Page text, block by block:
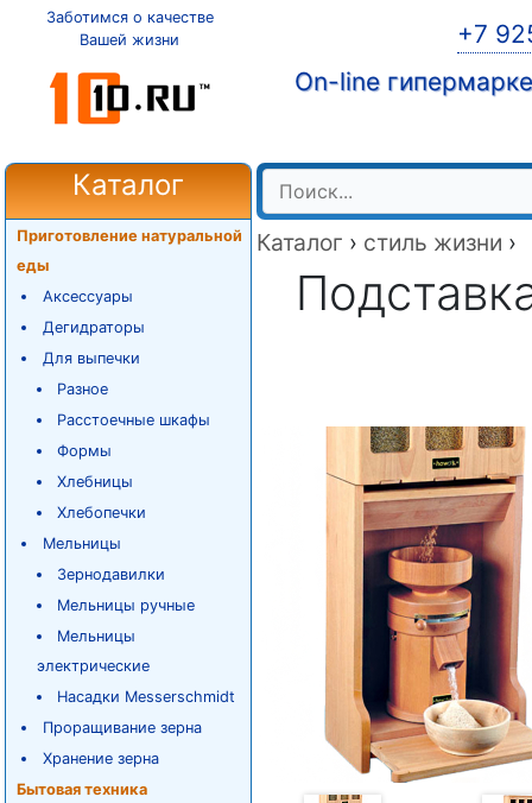
Заботимся о качестве
Вашей жизни
+7
On-line
Каталог
Приготовление натуральной
еды
Аксессуары
Дегидраторы
Для выпечки
Разное
Расстоечные шкафы
Формы
Хлебницы
Хлебопечки
Мельницы
Зернодавилки
Мельницы ручные
Мельницы
электрические
Насадки Messerschmidt
Проращивание зерна
Хранение зерна
Бытовая техника
Каталог › стиль жизни ›